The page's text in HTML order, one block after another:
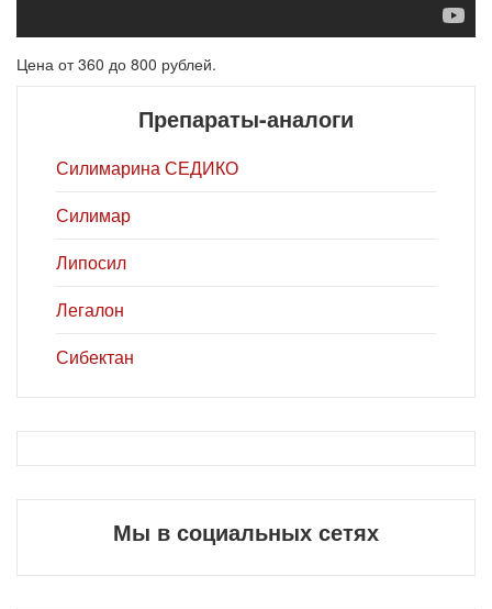
Цена от 360 до 800 рублей.
Препараты-аналоги
Силимарина СЕДИКО
Силимар
Липосил
Легалон
Сибектан
Мы в социальных сетях